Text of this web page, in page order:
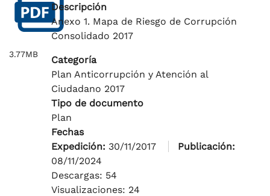
3.77MB
Descripción
Anexo 1. Mapa de Riesgo de Corrupción
Consolidado 2017
Categoría
Plan Anticorrupción y Atención al
Ciudadano 2017
Tipo de documento
Plan
Fechas
Expedición: 30/11/2017
Publicación:
08/11/2024
Descargas: 54
Visualizaciones: 24